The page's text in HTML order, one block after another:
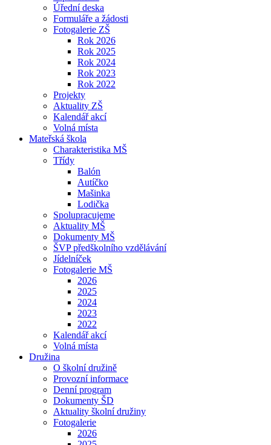
Úřední deska
Formuláře a žádosti
Fotogalerie ZŠ
Rok 2026
Rok 2025
Rok 2024
Rok 2023
Rok 2022
Projekty
Aktuality ZŠ
Kalendář akcí
Volná místa
Mateřská škola
Charakteristika MŠ
Třídy
Balón
Autíčko
Mašinka
Lodička
Spolupracujeme
Aktuality MŠ
Dokumenty MŠ
ŠVP předškolního vzdělávání
Jídelníček
Fotogalerie MŠ
2026
2025
2024
2023
2022
Kalendář akcí
Volná místa
Družina
O školní družině
Provozní informace
Denní program
Dokumenty ŠD
Aktuality školní družiny
Fotogalerie
2026